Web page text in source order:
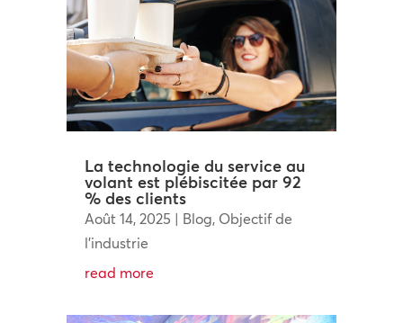
La technologie du service au
volant est plébiscitée par 92
% des clients
Août 14, 2025 | Blog, Objectif de
l'industrie
read more